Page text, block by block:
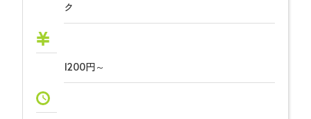
ク
1200円～